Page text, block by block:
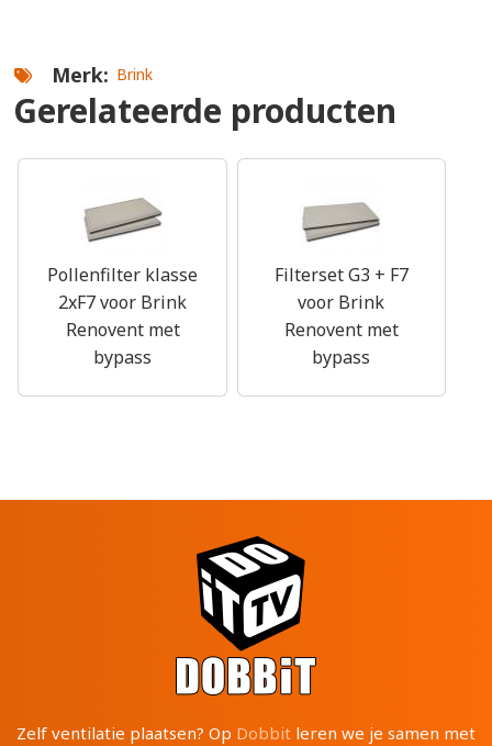
Merk Brink
Gerelateerde producten
Pollenfilter klasse
2xF7 voor Brink
Renovent met
bypass
Filterset G3 + F7
voor Brink
Renovent met
bypass
Zelf ventilatie plaatsen? Op Dobbit leren we je samen met